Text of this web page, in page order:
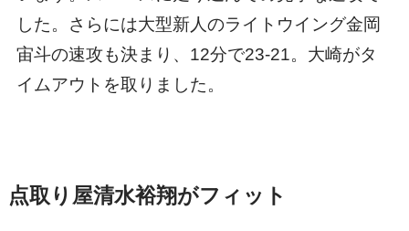
した。さらには大型新人のライトウイング金岡
宙斗の速攻も決まり、12分で23-21。大崎がタ
イムアウトを取りました。
点取り屋清水裕翔がフィット